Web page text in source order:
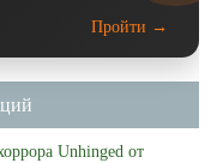
Пройти →
Unhinged от